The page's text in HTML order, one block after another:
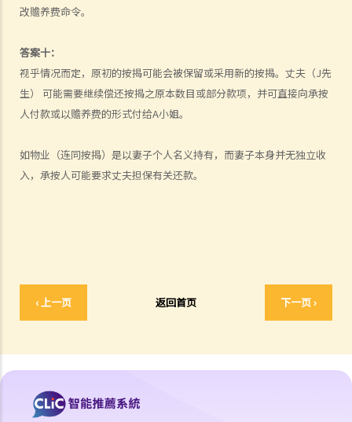
改赡养费命令。
答案十：
视乎情况而定，原初的按揭可能会被保留或采用新的按揭。丈夫（J先
生） 可能需要继续偿还按揭之原本数目或部分款项，并可直接向承按
人付款或以赡养费的形式付给A小姐。
如物业（连同按揭）是以妻子个人名义持有，而妻子本身并无独立收
入，承按人可能要求丈夫担保有关还款。
‹ 上一页 返回首页 下一页 ›
2. 如何申请离婚？（连同有关程序的简介）
2. 我在香港以外的地方和我的伴侣结婚；但是，我们丢失了结婚证书，
海外政府也没有为我们再颁发结婚证。 在这种情况下，我如何在香港申
3. 我的配偶已经失踪多年，我不知道他/她的下落。我怎样才能将呈请书
和其他文件送达他/她？
婚令或被撤销？
7. 在暂准离婚令被批准后，如果申请人没有申请将判令定为绝对离婚令
生什么？